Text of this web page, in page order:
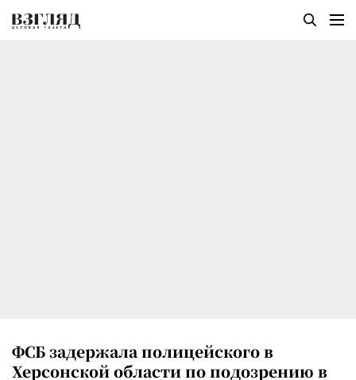
ФСБ задержала полицейского в
Херсонской области по подозрению в